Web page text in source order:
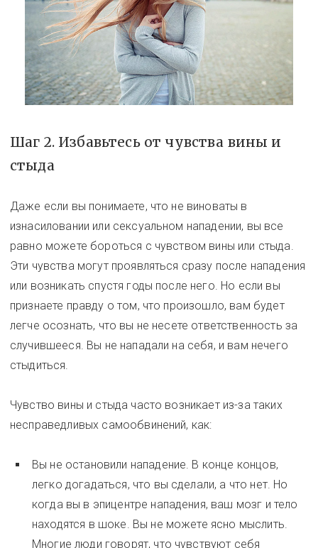
Шаг 2. Избавьтесь от чувства вины и
стыда
Даже если вы понимаете, что не виноваты в
изнасиловании или сексуальном нападении, вы все
равно можете бороться с чувством вины или стыда.
Эти чувства могут проявляться сразу после нападения
или возникать спустя годы после него. Но если вы
признаете правду о том, что произошло, вам будет
легче осознать, что вы не несете ответственность за
случившееся. Вы не нападали на себя, и вам нечего
стыдиться.
Чувство вины и стыда часто возникает из-за таких
несправедливых самообвинений, как:
Вы не остановили нападение. В конце концов,
легко догадаться, что вы сделали, а что нет. Но
когда вы в эпицентре нападения, ваш мозг и тело
находятся в шоке. Вы не можете ясно мыслить.
Многие люди говорят, что чувствуют себя